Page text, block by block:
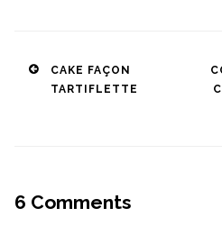
PostCAKE FAÇON
TARTIFLETTE
6 Comments